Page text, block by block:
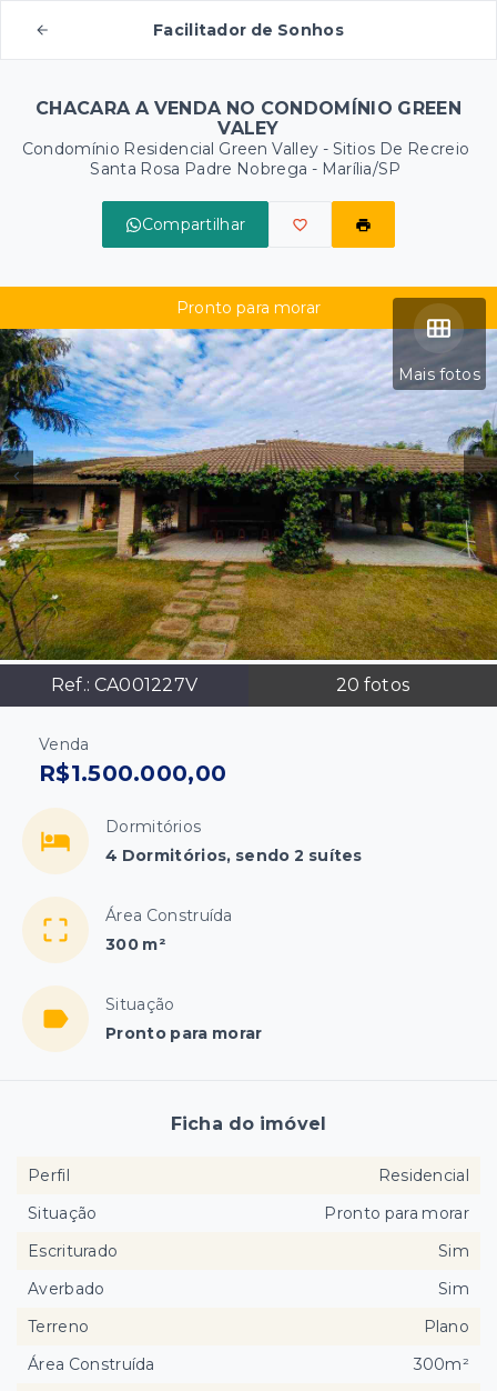
Facilitador de Sonhos
CHACARA A VENDA NO CONDOMÍNIO GREEN
VALEY
Condomínio Residencial Green Valley - Sitios De Recreio
Santa Rosa Padre Nobrega - Marília/SP
Compartilhar
Mais fotos
Ref.: CA001227V 20 fotos
Pronto para morar
Venda
R$1.500.000,00
Dormitórios
4 Dormitórios, sendo 2 suítes
Área Construída
300 m²
Situação
Pronto para morar
Ficha do imóvel
Perfil
Residencial
Situação
Pronto para morar
Escriturado
Sim
Averbado
Sim
Terreno
Plano
Área Construída
300m²